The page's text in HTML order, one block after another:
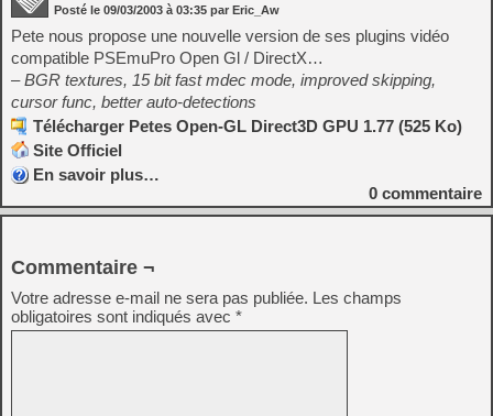
Posté le 09/03/2003 à 03:35 par Eric_Aw
Pete nous propose une nouvelle version de ses plugins vidéo
compatible PSEmuPro Open Gl / DirectX…
– BGR textures, 15 bit fast mdec mode, improved skipping,
cursor func, better auto-detections
Télécharger Petes Open-GL Direct3D GPU 1.77 (525 Ko)
Site Officiel
En savoir plus…
0 commentaire
Commentaire ¬
Votre adresse e-mail ne sera pas publiée. Les champs
obligatoires sont indiqués avec *